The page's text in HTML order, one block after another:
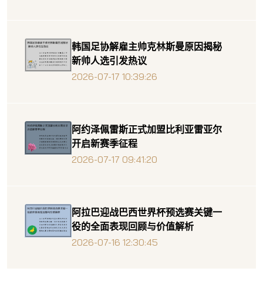
韩国足协解雇主帅克林斯曼原因揭秘
新帅人选引发热议
2026-07-17 10:39:26
阿约泽佩雷斯正式加盟比利亚雷亚尔
开启新赛季征程
2026-07-17 09:41:20
阿拉巴迎战巴西世界杯预选赛关键一
役的全面表现回顾与价值解析
2026-07-16 12:30:45